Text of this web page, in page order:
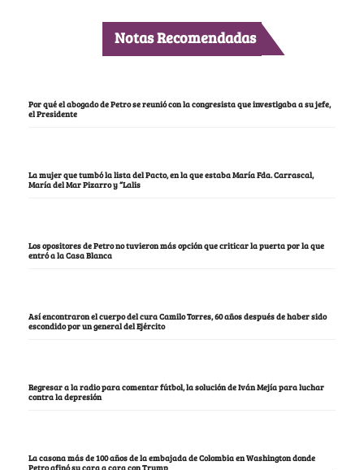
Notas Recomendadas
Por qué el abogado de Petro se reunió con la congresista que investigaba a su jefe,
el Presidente
La mujer que tumbó la lista del Pacto, en la que estaba María Fda. Carrascal,
María del Mar Pizarro y “Lalis
Los opositores de Petro no tuvieron más opción que criticar la puerta por la que
entró a la Casa Blanca
Así encontraron el cuerpo del cura Camilo Torres, 60 años después de haber sido
escondido por un general del Ejército
Regresar a la radio para comentar fútbol, la solución de Iván Mejía para luchar
contra la depresión
La casona más de 100 años de la embajada de Colombia en Washington donde